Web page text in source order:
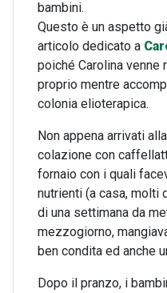
bambini.
Questo è un aspetto
articolo dedicato a
poiché Carolina venne
proprio mentre
colonia elioterapica.
Non appena arrivati
colazione con
fornaio con i quali
nutrienti (a casa, molti
di una settimana da
mezzogiorno,
ben condita ed anche
Dopo il pranzo, i